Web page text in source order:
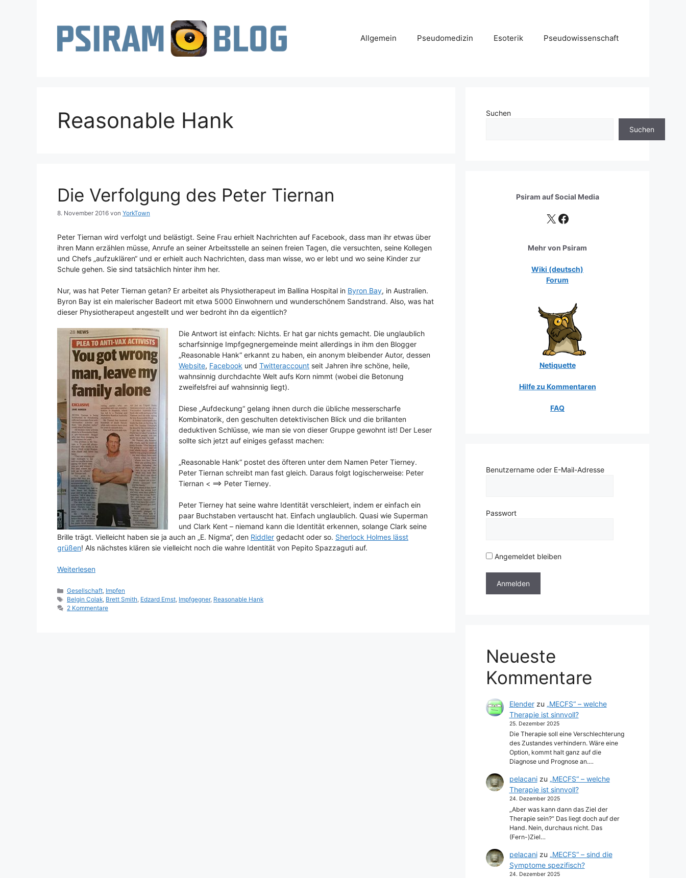
Allgemein Pseudomedizin Esoterik Pseudowissenschaft
Reasonable Hank
Die Verfolgung des Peter Tiernan
8. November 2016 von YorkTown
Peter Tiernan wird verfolgt und belästigt. Seine Frau erhielt Nachrichten auf Facebook, dass man ihr etwas über
ihren Mann erzählen müsse, Anrufe an seiner Arbeitsstelle an seinen freien Tagen, die versuchten, seine Kollegen
und Chefs „aufzuklären“ und er erhielt auch Nachrichten, dass man wisse, wo er lebt und wo seine Kinder zur
Schule gehen. Sie sind tatsächlich hinter ihm her.
Nur, was hat Peter Tiernan getan? Er arbeitet als Physiotherapeut im Ballina Hospital in Byron Bay, in Australien.
Byron Bay ist ein malerischer Badeort mit etwa 5000 Einwohnern und wunderschönem Sandstrand. Also, was hat
dieser Physiotherapeut angestellt und wer bedroht ihn da eigentlich?
Die Antwort ist einfach: Nichts. Er hat gar nichts gemacht. Die unglaublich
scharfsinnige Impfgegnergemeinde meint allerdings in ihm den Blogger
„Reasonable Hank“ erkannt zu haben, ein anonym bleibender Autor, dessen
Website, Facebook und Twitteraccount seit Jahren ihre schöne, heile,
wahnsinnig durchdachte Welt aufs Korn nimmt (wobei die Betonung
zweifelsfrei auf wahnsinnig liegt).
Diese „Aufdeckung“ gelang ihnen durch die übliche messerscharfe
Kombinatorik, den geschulten detektivischen Blick und die brillanten
deduktiven Schlüsse, wie man sie von dieser Gruppe gewohnt ist! Der Leser
sollte sich jetzt auf einiges gefasst machen:
„Reasonable Hank“ postet des öfteren unter dem Namen Peter Tierney.
Peter Tiernan schreibt man fast gleich. Daraus folgt logischerweise: Peter
Tiernan < ==> Peter Tierney.
Peter Tierney hat seine wahre Identität verschleiert, indem er einfach ein
paar Buchstaben vertauscht hat. Einfach unglaublich. Quasi wie Superman
und Clark Kent – niemand kann die Identität erkennen, solange Clark seine
Brille trägt. Vielleicht haben sie ja auch an „E. Nigma“, den Riddler gedacht oder so. Sherlock Holmes lässt
grüßen! Als nächstes klären sie vielleicht noch die wahre Identität von Pepito Spazzaguti auf.
Weiterlesen
Kategorien
Gesellschaft, Impfen
Schlagwörter
Belgin Colak, Brett Smith, Edzard Ernst, Impfgegner, Reasonable Hank
2 Kommentare
Suchen
Suchen
Psiram aufSocial Media
X Facebook
Mehr von Psiram
Wiki (deutsch)
Forum
Netiquette
Hilfe zu Kommentaren
FAQ
Benutzername oder E-Mail-Adresse
Passwort
Angemeldet bleiben
Neueste
Kommentare
Elenderzu „MECFS“ – welche
Therapie ist sinnvoll?
25. Dezember 2025
Die Therapie soll eine Verschlechterung
des Zustandes verhindern. Wäre eine
Option, kommt halt ganz auf die
Diagnose und Prognose an.…
pelacanizu „MECFS“ – welche
Therapie ist sinnvoll?
24. Dezember 2025
„Aber was kann dann das Ziel der
Therapie sein?“ Das liegt doch auf der
Hand. Nein, durchaus nicht. Das
(Fern-)Ziel…
pelacanizu „MECFS“ – sind die
Symptome spezifisch?
24. Dezember 2025